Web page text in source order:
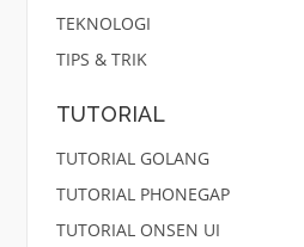
TEKNOLOGI
TIPS & TRIK
TUTORIAL
TUTORIAL GOLANG
TUTORIAL PHONEGAP
TUTORIAL ONSEN UI